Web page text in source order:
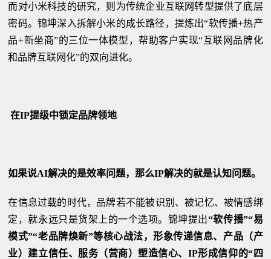
而对小米科技的研究，则为传统企业互联网转型提供了底层
密码。锦坤深入拆解小米的成长路径，提炼出“软传播+热产
品+新坐商”的三位一体模型，帮助客户实现“互联网品牌化
和品牌互联网化”的双向进化。
在IP提级中锁定品牌领地
如果说AI解决的是效率问题，那么IP解决的就是认知问题。
在信息过载的时代，品牌若不能被识别、被记忆、被情感绑
定，就永远只是货架上的一个选项。锦坤提出“软传播”“易
模式”“老品牌焕新”等核心战法，形象传递信息、产品（产
业）建立信任、服务（营商）塑造信心、IP形成信仰的“四